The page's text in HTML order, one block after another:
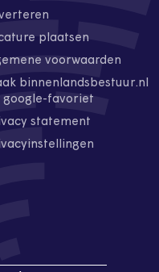
plaatsen
voorwaarden
binnenlandsbestuur.nl
google-favoriet
statement